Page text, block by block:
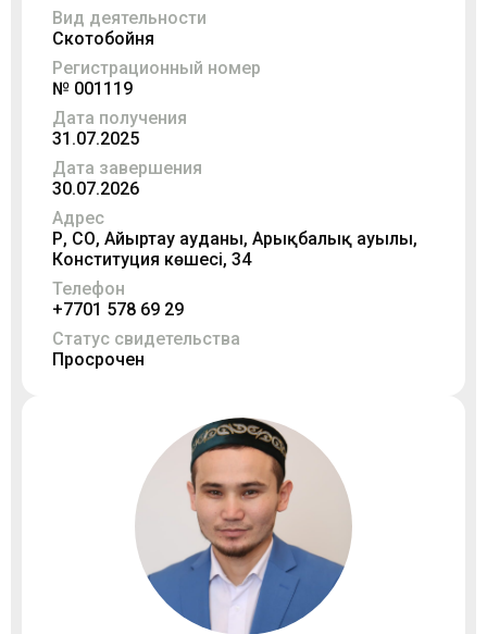
Вид деятельности
Скотобойня
Регистрационный номер
№ 001119
Дата получения
31.07.2025
Дата завершения
30.07.2026
Адрес
ҚР, СҚО, Айыртау ауданы, Арықбалық ауылы,
Конституция көшесі, 34
Телефон
+7701 578 69 29
Статус свидетельства
Просрочен